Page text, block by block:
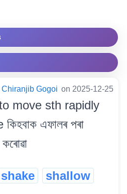
Chiranjib Gogoi on 2025-12-25
move sth rapidly
এফালৰ পৰা
shake
shallow